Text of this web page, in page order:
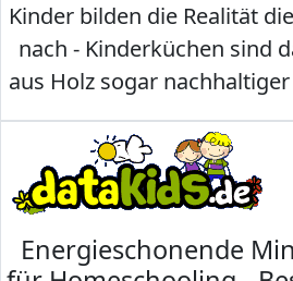
Kinder bilden die Realität
nach - Kinderküchen sind
aus Holz sogar
Energieschonende